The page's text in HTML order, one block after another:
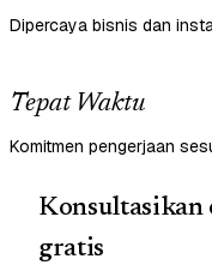
Dipercaya bisnis dan
Tepat Waktu
Komitmen pengerjaan
Konsultasikan
gratis